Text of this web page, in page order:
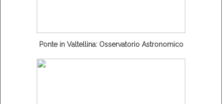
Ponte in Valtellina: Osservatorio Astronomico